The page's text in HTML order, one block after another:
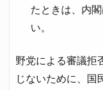
たときは、内
い。
野党による審議拒
じないために、国